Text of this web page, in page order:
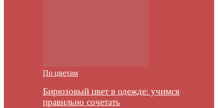
По цветам
Бирюзовый цвет в одежде: учимся
правильно сочетать